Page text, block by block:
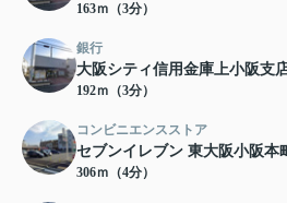
163ｍ（3分）
銀行
大阪シティ信用金庫上小阪支
192ｍ（3分）
コンビニエンスストア
セブンイレブン 東大阪小阪本
306ｍ（4分）